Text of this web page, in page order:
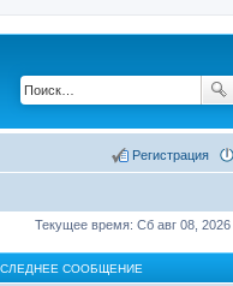
Регистрация
Текущее время: Сб авг 08, 2026
СООБЩЕНИЕ